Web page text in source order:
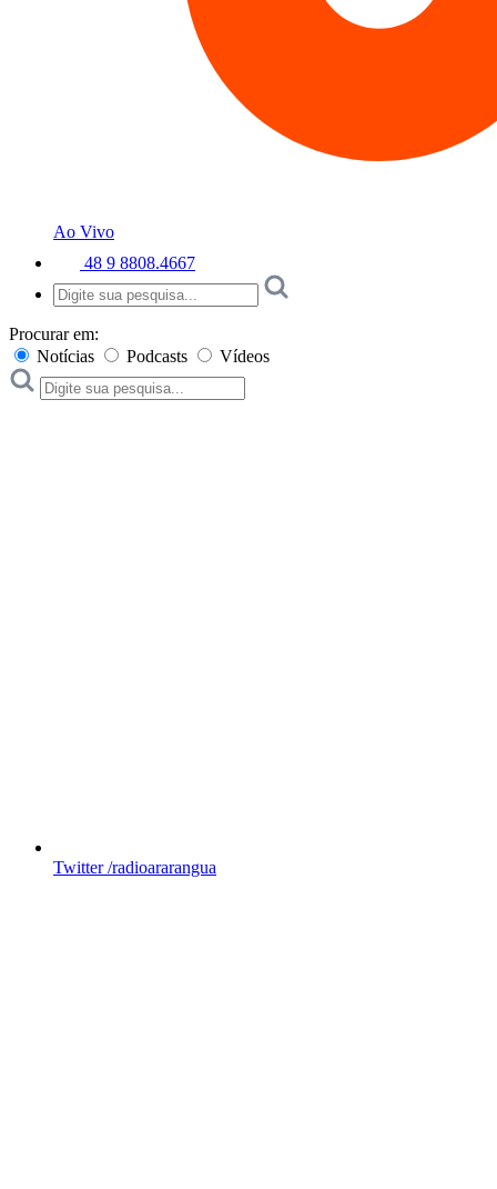
Ao Vivo
48 9 8808.4667
Procurar em:
Notícias
Podcasts Vídeos
Twitter /radioararangua